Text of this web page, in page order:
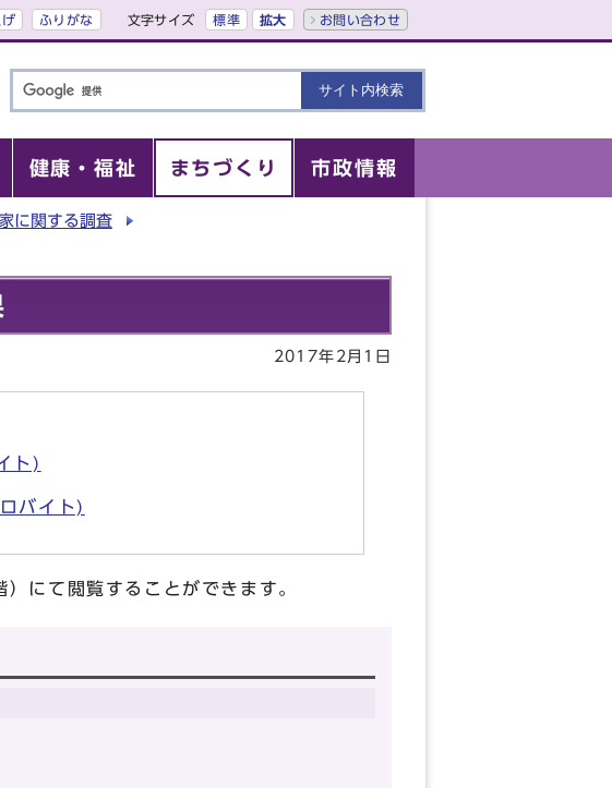
げ ふりがな 文字サイズ 標準 拡大 お問い合わせ
健康・福祉 まちづくり 市政情報
に関する調査
2017年2月1日
ト)
バイト)
にて閲覧することができます。